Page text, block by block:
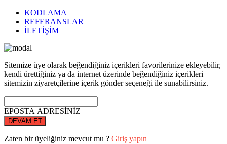
KODLAMA
REFERANSLAR
İLETİŞİM
Sitemize üye olarak beğendiğiniz içerikleri favorilerinize ekleyebilir,
kendi ürettiğiniz ya da internet üzerinde beğendiğiniz içerikleri
sitemizin ziyaretçilerine içerik gönder seçeneği ile sunabilirsiniz.
EPOSTA ADRESİNİZ
DEVAM ET
Zaten bir üyeliğiniz mevcut mu ? Giriş yapın